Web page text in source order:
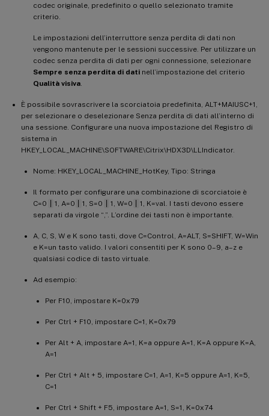
codec originale, predefinito o quello selezionato tramite
criterio.
Le impostazioni dell’interruttore senza perdita di dati non
vengono mantenute per le sessioni successive. Per utilizzare un
codec senza perdita di dati per ogni connessione, selezionare
Sempre senza perdita di dati nell’impostazione del criterio
Qualità visiva
È possibile sovrascrivere la scorciatoia predefinita, ALT+MAIUSC+1,
per selezionare o deselezionare Senza perdita di dati all’interno di
una sessione. Configurare una nuova impostazione del Registro di
sistema in
HKEY_LOCAL_MACHINE\SOFTWARE\Citrix\HDX3D\LLIndicator.
Nome: HKEY_LOCAL_MACHINE_HotKey, Tipo: Stringa
Il formato per configurare una combinazione di scorciatoie è
C=0
1, A=0 1, S=0 1, W=0
1, K=val. I tasti devono essere
separati da virgole “,”. L’ordine dei tasti non è importante.
A, C, S, W e K sono tasti, dove C=Control, A=ALT, S=SHIFT, W=Win
e K=un tasto valido. I valori consentiti per K sono 0–9, a–z e
qualsiasi codice di tasto virtuale.
Ad esempio:
Per F10, impostare K=0x79
Per Ctrl + F10, impostare C=1, K=0x79
Per Alt + A, impostare A=1, K=a oppure A=1, K=A oppure K=A,
A=1
Per Ctrl + Alt + 5, impostare C=1, A=1, K=5 oppure A=1, K=5,
C=1
Per Ctrl + Shift + F5, impostare A=1, S=1, K=0x74